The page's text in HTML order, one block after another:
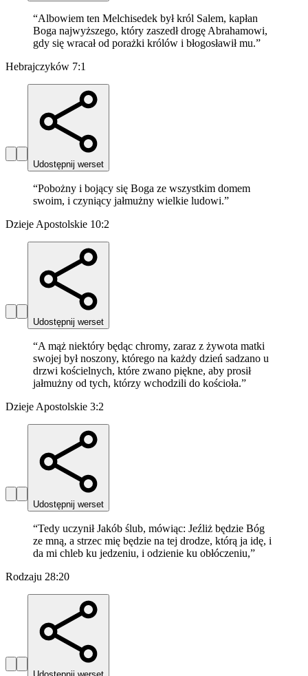
“Albowiem ten Melchisedek był król Salem, kapłan
Boga najwyższego, który zaszedł drogę Abrahamowi,
gdy się wracał od porażki królów i błogosławił mu.”
Hebrajczyków 7:1
Udostępnij werset
“Pobożny i bojący się Boga ze wszystkim domem
swoim, i czyniący jałmużny wielkie ludowi.”
Dzieje Apostolskie 10:2
Udostępnij werset
“A mąż niektóry będąc chromy, zaraz z żywota matki
swojej był noszony, którego na każdy dzień sadzano u
drzwi kościelnych, które zwano piękne, aby prosił
jałmużny od tych, którzy wchodzili do kościoła.”
Dzieje Apostolskie 3:2
Udostępnij werset
“Tedy uczynił Jakób ślub, mówiąc: Jeźliż będzie Bóg
ze mną, a strzec mię będzie na tej drodze, którą ja idę, i
da mi chleb ku jedzeniu, i odzienie ku obłóczeniu,”
Rodzaju 28:20